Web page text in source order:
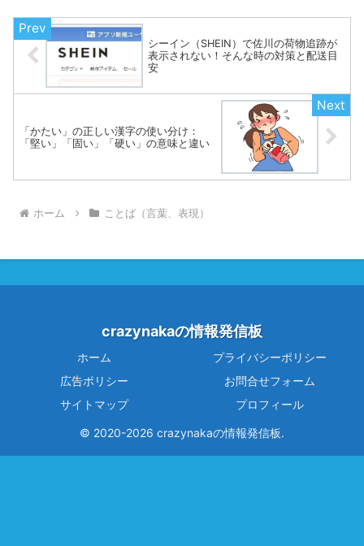
シーイン（SHEIN）で佐川の荷物追跡が
表示されない！そんな時の対策と配送目
安
「かたい」の正しい漢字の使い分け：
「堅い」「固い」「硬い」の意味と違い
ホーム ことば（言葉、表現）
crazynakaの情報発信板
ホーム
プライバシーポリシー
広告ポリシー
お問合せフォーム
サイトマップ
プロフィール
© 2020-2026 crazynakaの情報発信板.